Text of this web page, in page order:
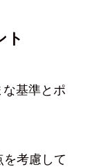
ト
基準とポ
考慮して